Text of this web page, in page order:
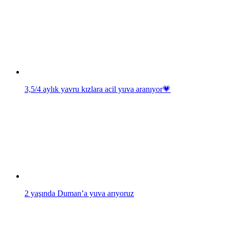
3,5/4 aylık yavru kızlara acil yuva aranıyor💗
2 yaşında Duman’a yuva arıyoruz